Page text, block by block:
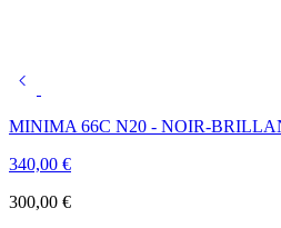
MINIMA 66C N20 - NOIR-
340,00 €
300,00 €